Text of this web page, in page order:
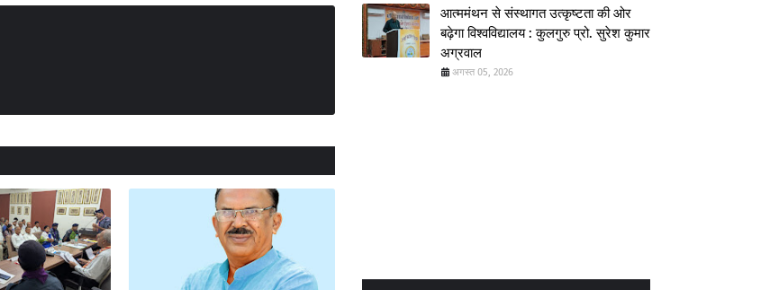
आत्ममंथन से संस्थागत उत्कृष्टता की ओर
बढ़ेगा विश्वविद्यालय : कुलगुरु प्रो. सुरेश कुमार
अग्रवाल
अगस्त 05, 2026